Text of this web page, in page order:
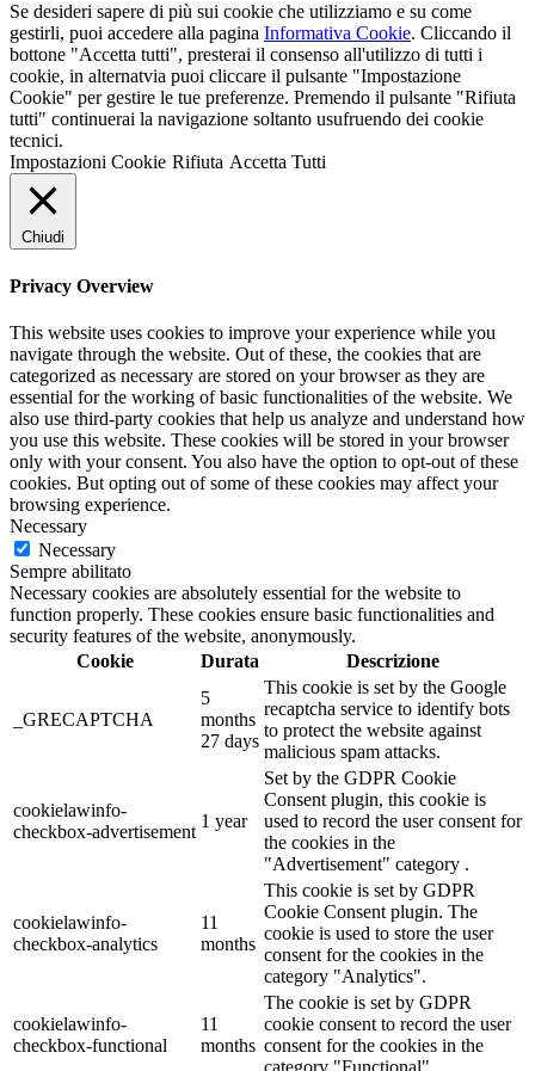
Se desideri sapere di più sui cookie che utilizziamo e su come
gestirli, puoi accedere alla pagina Informativa Cookie. Cliccando il
bottone "Accetta tutti", presterai il consenso all'utilizzo di tutti i
cookie, in alternatvia puoi cliccare il pulsante "Impostazione
Cookie" per gestire le tue preferenze. Premendo il pulsante "Rifiuta
tutti" continuerai la navigazione soltanto usufruendo dei cookie
tecnici.
Impostazioni Cookie Rifiuta Accetta Tutti
Chiudi
Privacy Overview
This website uses cookies to improve your experience while you
navigate through the website. Out of these, the cookies that are
categorized as necessary are stored on your browser as they are
essential for the working of basic functionalities of the website. We
also use third-party cookies that help us analyze and understand how
you use this website. These cookies will be stored in your browser
only with your consent. You also have the option to opt-out of these
cookies. But opting out of some of these cookies may affect your
browsing experience.
Necessary
Necessary
Sempre abilitato
Necessary cookies are absolutely essential for the website to
function properly. These cookies ensure basic functionalities and
security features of the website, anonymously.
Cookie
Durata Descrizione
_GRECAPTCHA
5
months
27 days
This cookie is set by the Google
recaptcha service to identify bots
to protect the website against
malicious spam attacks.
cookielawinfo-
checkbox-advertisement
1 year
Set by the GDPR Cookie
Consent plugin, this cookie is
used to record the user consent for
the cookies in the
"Advertisement" category .
cookielawinfo-
checkbox-analytics
11
months
This cookie is set by GDPR
Cookie Consent plugin. The
cookie is used to store the user
consent for the cookies in the
category "Analytics".
cookielawinfo-
checkbox-functional
11
months
The cookie is set by GDPR
cookie consent to record the user
consent for the cookies in the
category "Functional".